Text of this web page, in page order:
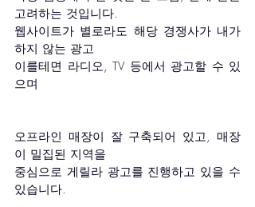
고려하는 것입니다.
웹사이트가 별로라도 해당 경쟁사가 내가
하지 않는 광고
이를테면 라디오, TV 등에서 광고할 수 있
으며
오프라인 매장이 잘 구축되어 있고, 매장
이 밀집된 지역을
중심으로 게릴라 광고를 진행하고 있을 수
있습니다.